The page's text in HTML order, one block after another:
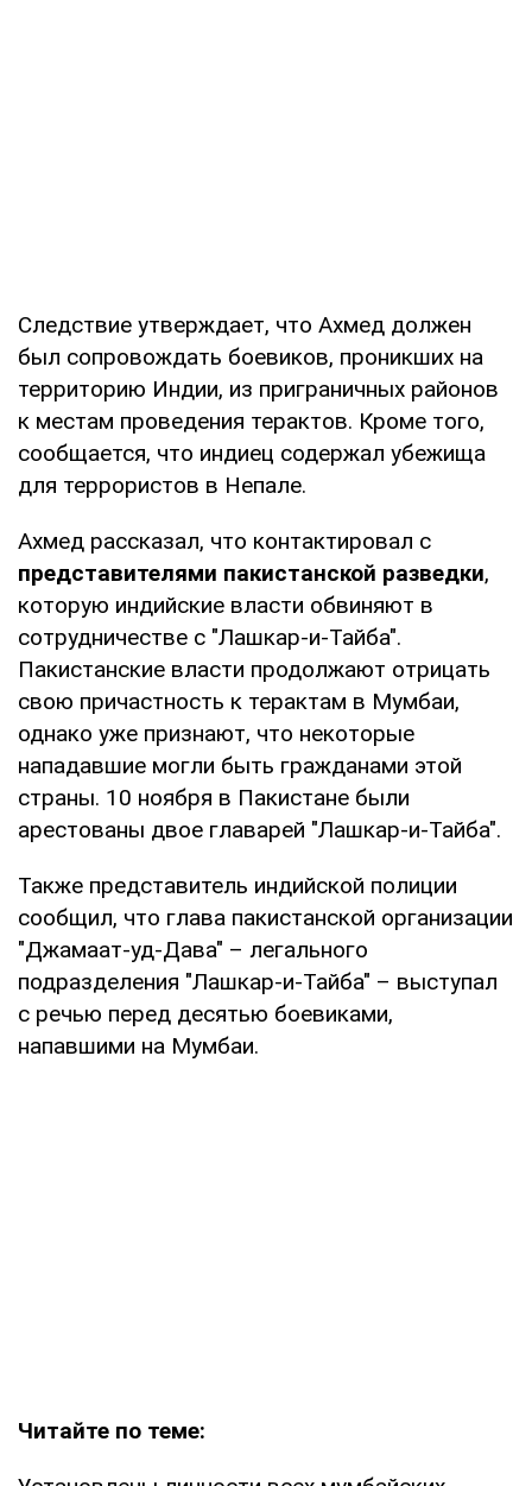
Следствие утверждает, что Ахмед должен
был сопровождать боевиков, проникших на
территорию Индии, из приграничных районов
к местам проведения терактов. Кроме того,
сообщается, что индиец содержал убежища
для террористов в Непале.
Ахмед рассказал, что контактировал с
представителями пакистанской разведки,
которую индийские власти обвиняют в
сотрудничестве с "Лашкар-и-Тайба".
Пакистанские власти продолжают отрицать
свою причастность к терактам в Мумбаи,
однако уже признают, что некоторые
нападавшие могли быть гражданами этой
страны. 10 ноября в Пакистане были
арестованы двое главарей "Лашкар-и-Тайба".
Также представитель индийской полиции
сообщил, что глава пакистанской организации
"Джамаат-уд-Дава" – легального
подразделения "Лашкар-и-Тайба" – выступал
с речью перед десятью боевиками,
напавшими на Мумбаи.
Читайте по теме: